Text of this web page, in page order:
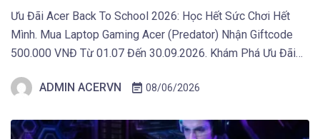
Ưu Đãi Acer Back To School 2026: Học Hết Sức Chơi Hết
Mình. Mua Laptop Gaming Acer (Predator) Nhận Giftcode
500.000 VNĐ Từ 01.07 Đến 30.09.2026. Khám Phá Ưu Đãi
hệ màn hình gaming mới thuộc hai dòng Predator và Acer
ADMIN ACERVN 08/06/2026